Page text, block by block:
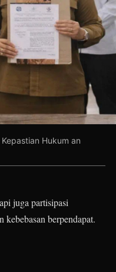
Hukum an
juga partisipasi
berpendapat.